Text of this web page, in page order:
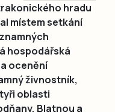
hradu
místem setkání
hospodářská
ocenění
živnostník,
oblasti
Blatnou a